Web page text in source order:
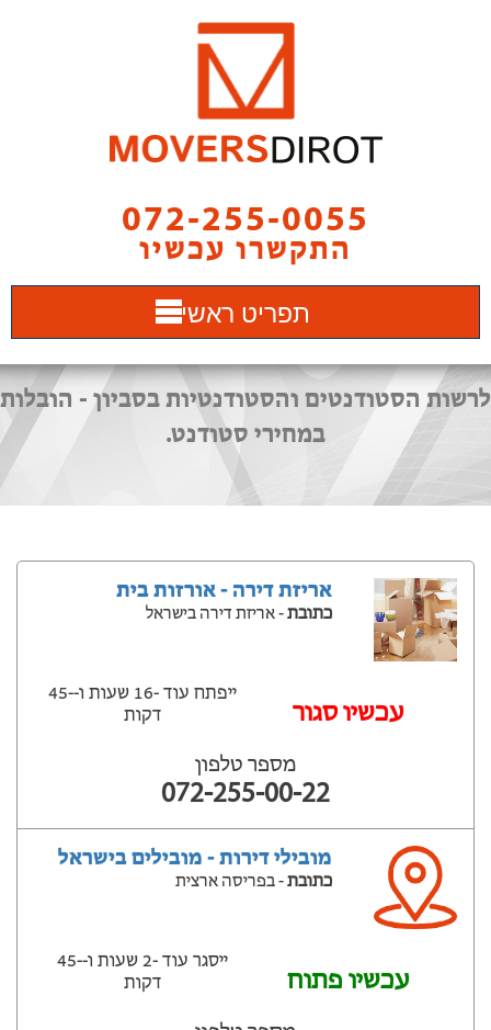
072-255-0055
התקשרו עכשיו
תפריט ראשי
לרשות הסטודנטים והסטודנטיות בסביון - הובלות
במחירי סטודנט.
אריזת דירה - אורזות בית
כתובת- אריזת דירה בישראל
‫עכשיו סגור
ייפתח עוד -16 שעות ‫ו--45
דקות
מספר טלפון
072-255-00-22
מובילי דירות - מובילים בישראל
כתובת- בפריסה ארצית
עכשיו פתוח
ייסגר עוד -2 שעות ‫ו--45
דקות